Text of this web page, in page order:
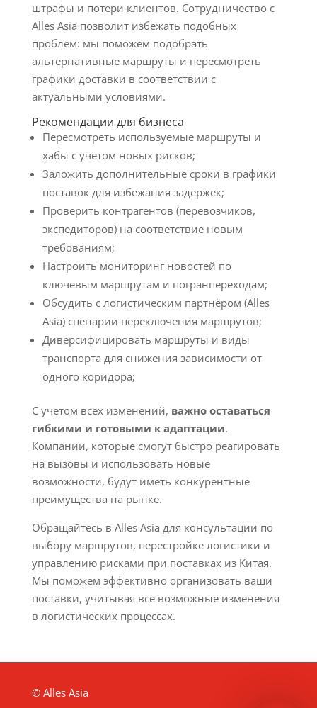
штрафы и потери клиентов. Сотрудничество с
Alles Asia позволит избежать подобных
проблем: мы поможем подобрать
альтернативные маршруты и пересмотреть
графики доставки в соответствии с
актуальными условиями.
Рекомендации для бизнеса
Пересмотреть используемые маршруты и
хабы с учетом новых рисков;
Заложить дополнительные сроки в графики
поставок для избежания задержек;
Проверить контрагентов (перевозчиков,
экспедиторов) на соответствие новым
требованиям;
Настроить мониторинг новостей по
ключевым маршрутам и погранпереходам;
Обсудить с логистическим партнёром (Alles
Asia) сценарии переключения маршрутов;
Диверсифицировать маршруты и виды
транспорта для снижения зависимости от
одного коридора;
С учетом всех изменений, важно оставаться
гибкими и готовыми к адаптации.
Компании, которые смогут быстро реагировать
на вызовы и использовать новые
возможности, будут иметь конкурентные
преимущества на рынке.
Обращайтесь в Alles Asia для консультации по
выбору маршрутов, перестройке логистики и
управлению рисками при поставках из Китая.
Мы поможем эффективно организовать ваши
поставки, учитывая все возможные изменения
в логистических процессах.
© Alles Asia